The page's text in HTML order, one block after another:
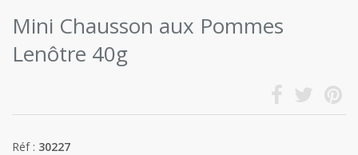
Mini Chausson aux Pommes
Lenôtre 40g
Réf : 30227